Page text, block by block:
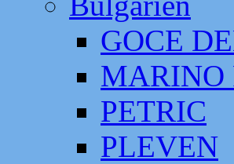
GOCE
MARINO
PETRIC
PLEVEN